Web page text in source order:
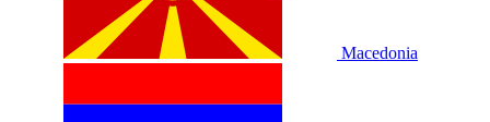
Macedonia